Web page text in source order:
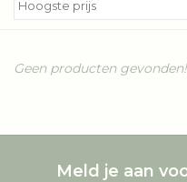
Geen producten
Meld je aan